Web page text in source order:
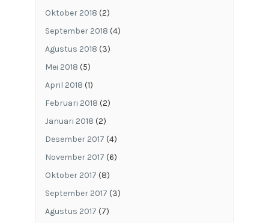
Oktober 2018 (2)
September 2018 (4)
Agustus 2018 (3)
Mei 2018 (5)
April 2018 (1)
Februari 2018 (2)
Januari 2018 (2)
Desember 2017 (4)
November 2017 (6)
Oktober 2017 (8)
September 2017 (3)
Agustus 2017 (7)